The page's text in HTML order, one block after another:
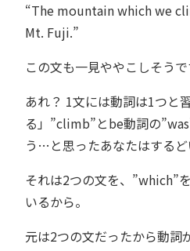
“The mountain which we
Mt. Fuji.”
この文も一見ややこしそうで
あれ？ 1文には動詞は1つと
る」”climb”とbe動詞の
う…と思ったあなたはするど
それは2つの文を、”which”
いるから。
元は2つの文だったから動詞